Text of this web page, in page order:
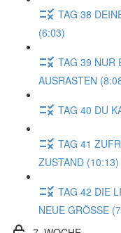
TAG 38
(6:03)
TAG 39 NUR
AUSRASTEN
TAG 40 DU
TAG 41
ZUSTAND (10:13)
TAG 42 DIE
NEUE GRÖSSE